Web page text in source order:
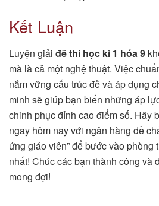
Kết Luận
Luyện giải đề thi học kì 1 hóa 9
mà là cả một nghệ thuật. Việc
nắm vững cấu trúc đề và áp dụng
minh sẽ giúp bạn biến những áp
chinh phục đỉnh cao điểm số. Hãy
ngay hôm nay với ngân hàng đề
ứng giáo viên” để bước vào phòng
nhất! Chúc các bạn thành công và
mong đợi!